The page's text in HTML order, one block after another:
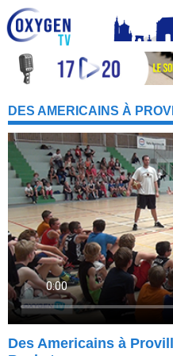
DES AMERICAINS À
Des Americains à